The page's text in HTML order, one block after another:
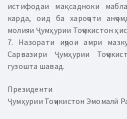
истифодаи мақсадноки
карда, оид ба хароҷоти
молияи Ҷумҳурии Тоҷикистон
7. Назорати иҷрои амри
Сарвазири Ҷумҳурии
гузошта шавад.
Президенти
Ҷумҳурии Тоҷикистон Эмомалӣ